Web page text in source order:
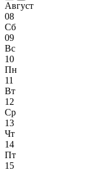
Август
08
Сб
09
Вс
10
Пн
11
Вт
12
Ср
13
Чт
14
Пт
15